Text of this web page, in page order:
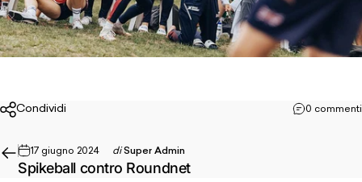
Condividi 0 commenti
17 giugno 2024 diSuper Admin
Spikeball contro Roundnet